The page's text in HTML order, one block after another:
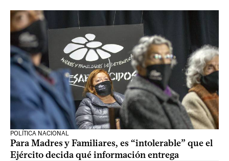
POLÍTICA NACIONAL
Para Madres y Familiares, es “intolerable” que el
Ejército decida qué información entrega